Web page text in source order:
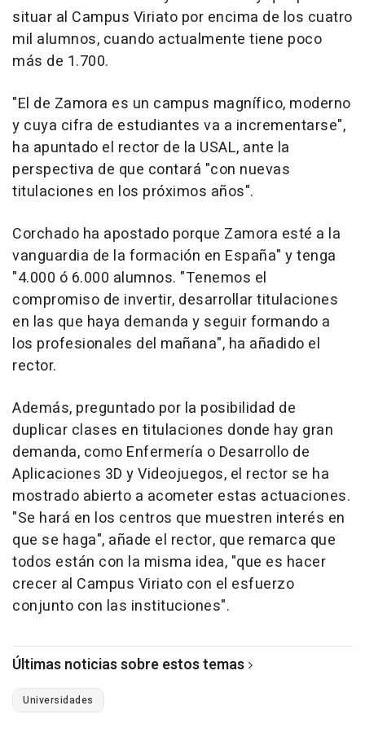
situar al Campus Viriato por encima de los cuatro
mil alumnos, cuando actualmente tiene poco
más de 1.700.
"El de Zamora es un campus magnífico, moderno
y cuya cifra de estudiantes va a incrementarse",
ha apuntado el rector de la USAL, ante la
perspectiva de que contará "con nuevas
titulaciones en los próximos años".
Corchado ha apostado porque Zamora esté a la
vanguardia de la formación en España" y tenga
"4.000 ó 6.000 alumnos. "Tenemos el
compromiso de invertir, desarrollar titulaciones
en las que haya demanda y seguir formando a
los profesionales del mañana", ha añadido el
rector.
Además, preguntado por la posibilidad de
duplicar clases en titulaciones donde hay gran
demanda, como Enfermería o Desarrollo de
Aplicaciones 3D y Videojuegos, el rector se ha
mostrado abierto a acometer estas actuaciones.
"Se hará en los centros que muestren interés en
que se haga", añade el rector, que remarca que
todos están con la misma idea, "que es hacer
crecer al Campus Viriato con el esfuerzo
conjunto con las instituciones".
Últimas noticias sobre estos temas
Universidades